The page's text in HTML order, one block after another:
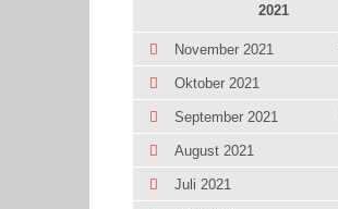
2021
November 2021
Oktober 2021
September 2021
August 2021
Juli 2021